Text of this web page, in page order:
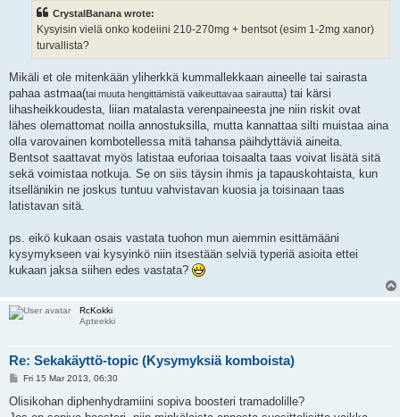
CrystalBanana wrote:
Kysyisin vielä onko kodeiini 210-270mg + bentsot (esim 1-2mg xanor)
turvallista?
Mikäli et ole mitenkään yliherkkä kummallekkaan aineelle tai sairasta
pahaa astmaa(tai muuta hengittämistä vaikeuttavaa sairautta) tai kärsi
lihasheikkoudesta, liian matalasta verenpaineesta jne niin riskit ovat
lähes olemattomat noilla annostuksilla, mutta kannattaa silti muistaa aina
olla varovainen kombotellessa mitä tahansa päihdyttäviä aineita.
Bentsot saattavat myös latistaa euforiaa toisaalta taas voivat lisätä sitä
sekä voimistaa notkuja. Se on siis täysin ihmis ja tapauskohtaista, kun
itsellänikin ne joskus tuntuu vahvistavan kuosia ja toisinaan taas
latistavan sitä.
ps. eikö kukaan osais vastata tuohon mun aiemmin esittämääni
kysymykseen vai kysyinkö niin itsestään selviä typeriä asioita ettei
kukaan jaksa siihen edes vastata?
RcKokki
Apteekki
Re: Sekakäyttö-topic (Kysymyksiä komboista)
P
s
Fri 15 Mar 2013, 06:30
Olisikohan diphenhydramiini sopiva boosteri tramadolille?